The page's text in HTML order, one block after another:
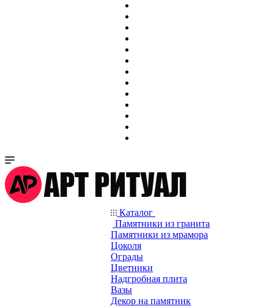
Каталог
Памятники из гранита
Памятники из мрамора
Цоколя
Ограды
Цветники
Надгробная плита
Вазы
Декор на памятник